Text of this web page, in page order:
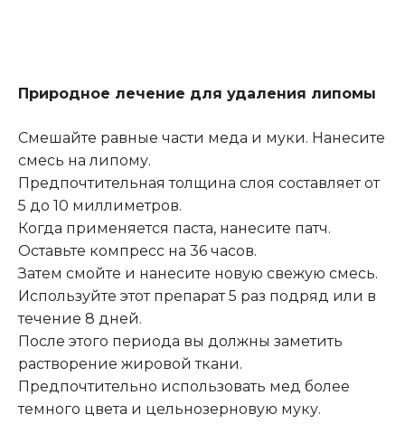
Природное лечение для удаления липомы
Смешайте равные части меда и муки. Нанесите
смесь на липому.
Предпочтительная толщина слоя составляет от
5 до 10 миллиметров.
Когда применяется паста, нанесите патч.
Оставьте компресс на 36 часов.
Затем смойте и нанесите новую свежую смесь.
Используйте этот препарат 5 раз подряд или в
течение 8 дней.
После этого периода вы должны заметить
растворение жировой ткани.
Предпочтительно использовать мед более
темного цвета и цельнозерновую муку.